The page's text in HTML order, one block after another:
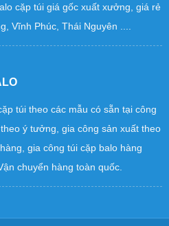
cặp túi giá gốc xuất xưởng, giá rẻ
Vĩnh Phúc, Thái Nguyên ....
túi theo các mẫu có sẵn tại công
ý tưởng, gia công sản xuất theo
gia công túi cặp balo hàng
chuyển hàng toàn quốc.